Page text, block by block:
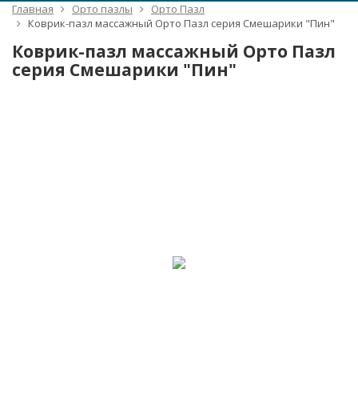
Главная Орто пазлы
Орто Пазл
Коврик-пазл массажный Орто Пазл серия Смешарики "Пин"
Коврик-пазл массажный Орто Пазл
серия Смешарики "Пин"